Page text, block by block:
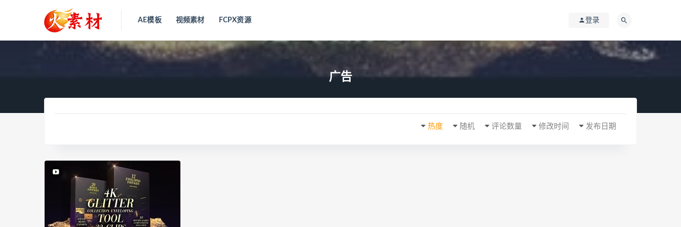
AE模板 视频素材 FCPX资源 登录
广告
发布日期
修改时间
评论数量
随机
热度